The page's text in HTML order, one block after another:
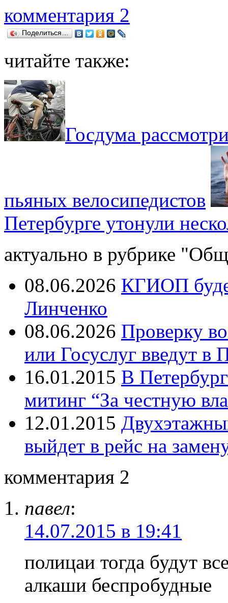
комментария 2
Поделиться…
читайте также:
Госдума
пьяных велосипедистов
Петербурге утонули
актуально в рубрике
08.06.2026 КГИОП
Линченко
08.06.2026 Проверку
или Госуслуг введут в
16.01.2015 В
митинг “За честную
12.01.2015
выйдет в рейс на
комментария 2
павел:
14.07.2015 в 19:41
полицаи тогда будут
алкаши беспробудные